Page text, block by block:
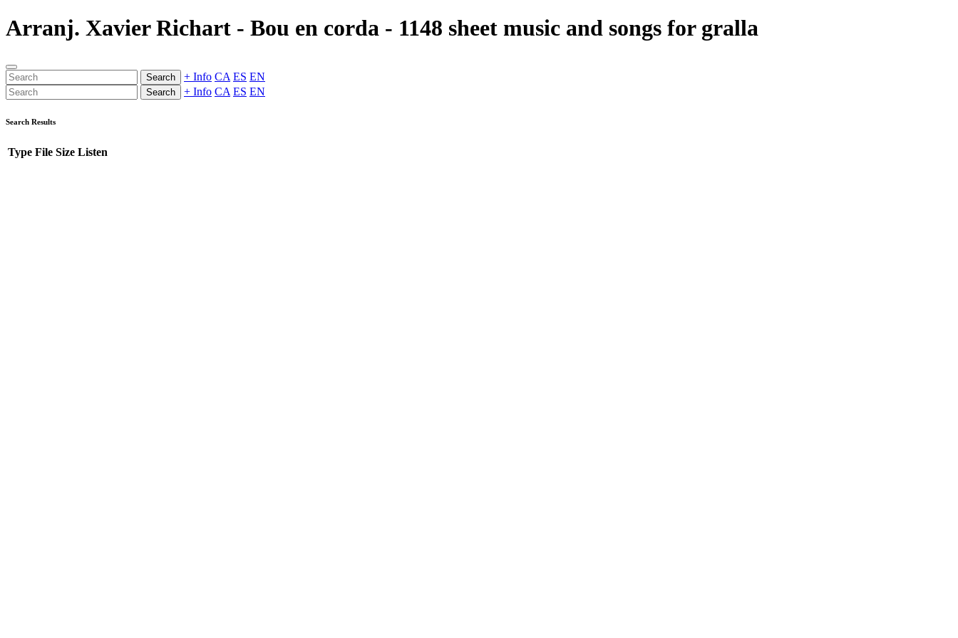
Arranj. Xavier Richart - Bou en corda - 1148 sheet music and songs for gralla
Search + Info CA ES EN
Search + Info CA ES EN
Search Results
Type File Size Listen